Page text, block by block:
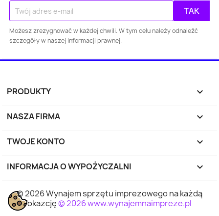
Gdańsk Bydgoszcz
Katowice Gdynia
Zabrze
Dąbrowa
Elbląg
Tarnów Chorzów Koszalin
Możesz zrezygnować w każdej chwili. W tym celu należy odnaleźć
szczegóły w naszej informacji prawnej.
PRODUKTY 
NASZA FIRMA 
TWOJE KONTO 
INFORMACJA O WYPOŻYCZALNI keyboard_arrow_down
© 2026 Wynajem sprzętu imprezowego na każdą
okazcję© 2026 www.wynajemnaimpreze.pl